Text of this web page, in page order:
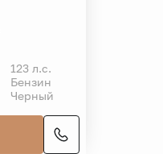
123 л.с.
Бензин
Черный